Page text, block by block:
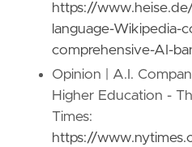
https://
language-Wikipedia-
comprehensive-AI-
Opinion | A.I.
Higher Education -
Times:
https://